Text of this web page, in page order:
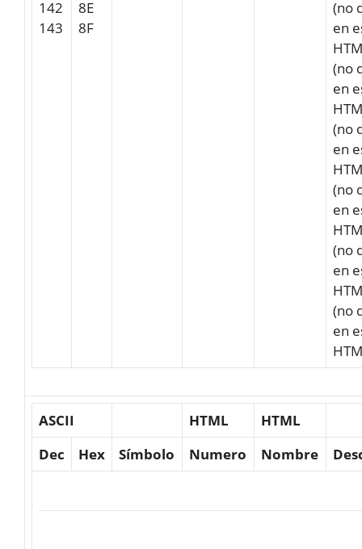
142
143
8E
8F
(no
en
(no
en
(no
en
(no
en
(no
en
(no
en
ASCII HTML
HTML
Dec
Hex Símbolo Numero Nombre